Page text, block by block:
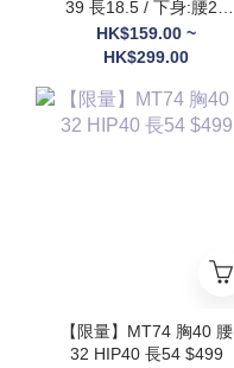
39 長18.5 / 下身:腰29
HIP50 長19 $699
HK$159.00 ~
HK$299.00
【限量】MT74 胸40 腰
32 HIP40 長54 $499